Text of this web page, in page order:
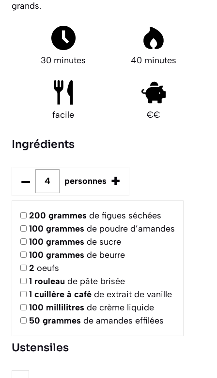
grands.
30 minutes 40 minutes
facile €€
Ingrédients
– personnes +
200 grammes de figues séchées
100 grammes de poudre d’amandes
100 grammes de sucre
100 grammes de beurre
2 oeufs
1 rouleau de pâte brisée
1 cuillère à café de extrait de vanille
100 millilitres de crème liquide
50 grammes de amandes effilées
Ustensiles